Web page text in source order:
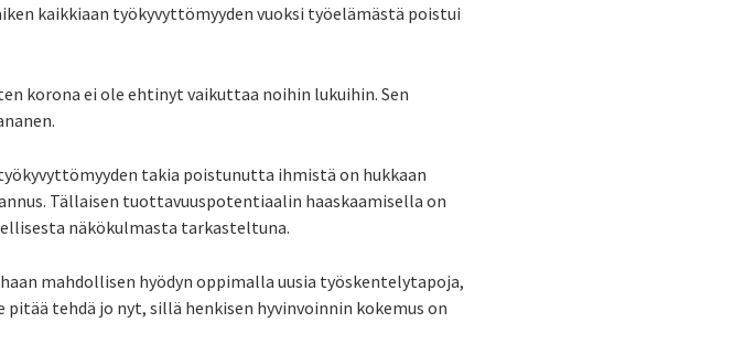
kaikkiaan työkyvyttömyyden vuoksi työelämästä poistui
korona ei ole ehtinyt vaikuttaa noihin lukuihin. Sen
takia poistunutta ihmistä on hukkaan
Tällaisen tuottavuuspotentiaalin haaskaamisella on
näkökulmasta tarkasteltuna.
mahdollisen hyödyn oppimalla uusia työskentelytapoja,
tehdä jo nyt, sillä henkisen hyvinvoinnin kokemus on